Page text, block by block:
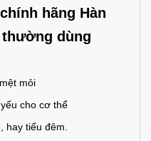
hãng Hàn
thường dùng
mỏi
cho cơ thể
hay tiểu đêm.